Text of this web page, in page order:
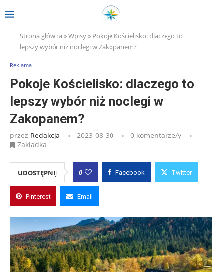
Strona główna »Wpisy» Pokoje Kościelisko: dlaczego to
lepszy wybór niż noclegi w Zakopanem?
Reklama
Pokoje Kościelisko: dlaczego to
lepszy wybór niż noclegi w
Zakopanem?
przez Redakcja 2023-08-30
0 komentarze/y
Zakładka
UDOSTĘPNIJ 0 Facebook Twitter
Pinterest Email